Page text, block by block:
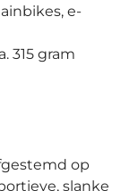
e-
315 gram
op
slanke